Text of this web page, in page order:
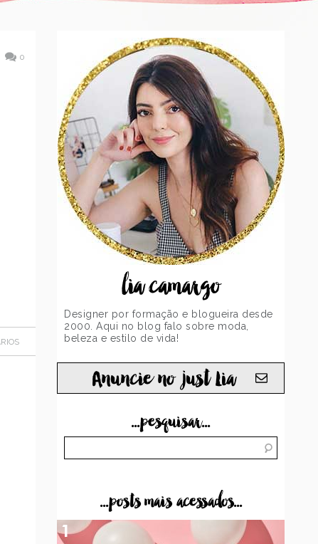
0
lia camargo
Designer por formação e blogueira desde
2000. Aqui no blog falo sobre moda,
beleza e estilo de vida!
Anuncie no just Lia
...pesquisar...
...posts mais acessados...
1